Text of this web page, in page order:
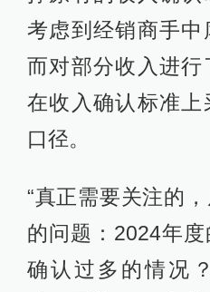
考虑到经销商手中
而对部分收入进
在收入确认标准
口径。
“真正需要关注的
的问题：2024年
确认过多的情况